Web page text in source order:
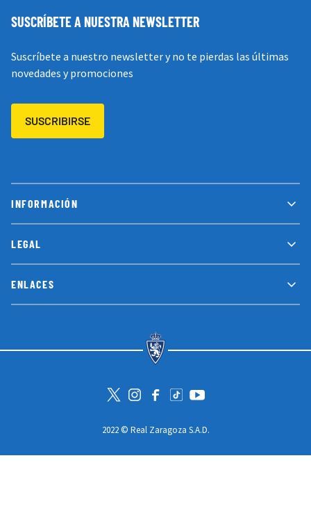
INFORMACIÓN
LEGAL
ENLACES
SUSCRÍBETE A NUESTRA NEWSLETTER
Suscríbete a nuestro newsletter y no te pierdas las últimas
novedades y promociones
SUSCRIBIRSE
2022 © Real Zaragoza S.A.D.